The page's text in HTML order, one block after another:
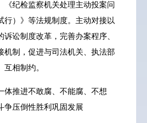
《纪检监察机关处理主动投案问
行）》等法规制度。主动对接以
诉讼制度改革，完善办案程序、
机制，促进与司法机关、执法部
互相制约。
推进不敢腐、不能腐、不想
争压倒性胜利巩固发展